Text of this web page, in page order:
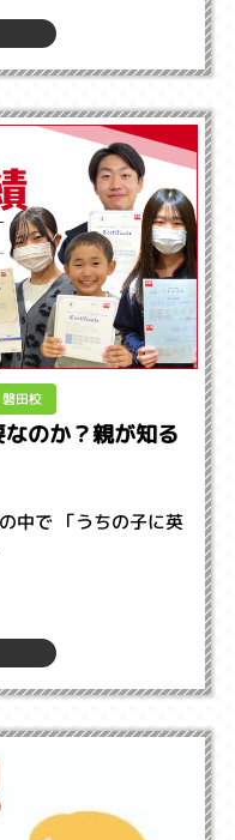
磐田校
のか？親が知る
中で 「うちの子に英